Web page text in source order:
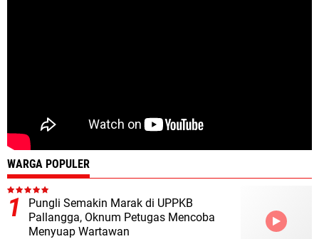
WARGA POPULER
Pungli Semakin Marak di UPPKB
Pallangga, Oknum Petugas Mencoba
Menyuap Wartawan